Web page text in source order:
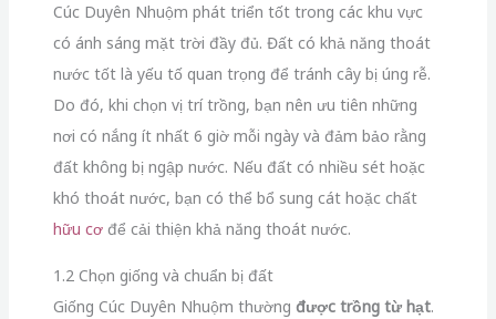
Cúc Duyên Nhuộm phát triển tốt trong các khu vực
có ánh sáng mặt trời đầy đủ. Đất có khả năng thoát
nước tốt là yếu tố quan trọng để tránh cây bị úng rễ.
Do đó, khi chọn vị trí trồng, bạn nên ưu tiên những
nơi có nắng ít nhất 6 giờ mỗi ngày và đảm bảo rằng
đất không bị ngập nước. Nếu đất có nhiều sét hoặc
khó thoát nước, bạn có thể bổ sung cát hoặc chất
hữu cơđể cải thiện khả năng thoát nước.
1.2 Chọn giống và chuẩn bị đất
Giống Cúc Duyên Nhuộm thường được trồng từ hạt.